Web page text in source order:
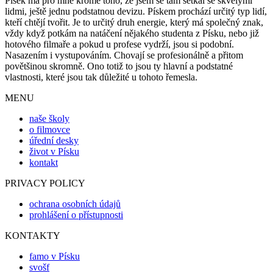
lidmi, ještě jednu podstatnou devizu. Pískem prochází určitý typ lidí,
kteří chtějí tvořit. Je to určitý druh energie, který má společný znak,
vždy když potkám na natáčení nějakého studenta z Písku, nebo již
hotového filmaře a pokud u profese vydrží, jsou si podobní.
Nasazením i vystupováním. Chovají se profesionálně a přitom
povětšinou skromně. Ono totiž to jsou ty hlavní a podstatné
vlastnosti, které jsou tak důležité u tohoto řemesla.
MENU
naše školy
o filmovce
úřední desky
život v Písku
kontakt
PRIVACY POLICY
ochrana osobních údajů
prohlášení o přístupnosti
KONTAKTY
famo v Písku
svošf